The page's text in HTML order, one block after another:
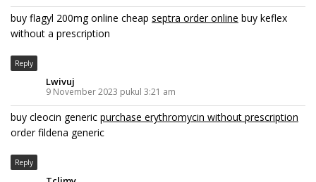
buy flagyl 200mg online cheap septra order online buy keflex
without a prescription
Reply
Lwivuj
9 November 2023 pukul 3:21 am
buy cleocin generic purchase erythromycin without prescription
order fildena generic
Reply